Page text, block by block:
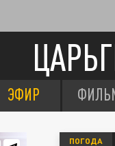
ЭФИР
ПОГОДА